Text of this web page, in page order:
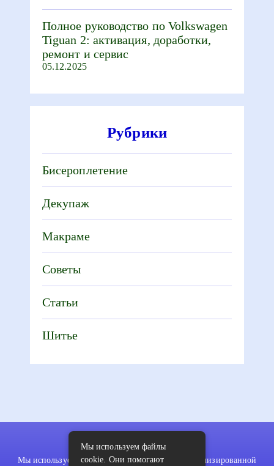
Полное руководство по Volkswagen
Tiguan 2: активация, доработки,
ремонт и сервис
05.12.2025
Рубрики
Бисероплетение
Декупаж
Макраме
Советы
Статьи
Шитье
Мы используем файлы cookie для показа персонализированной
Мы используем файлы
cookie. Они помогают